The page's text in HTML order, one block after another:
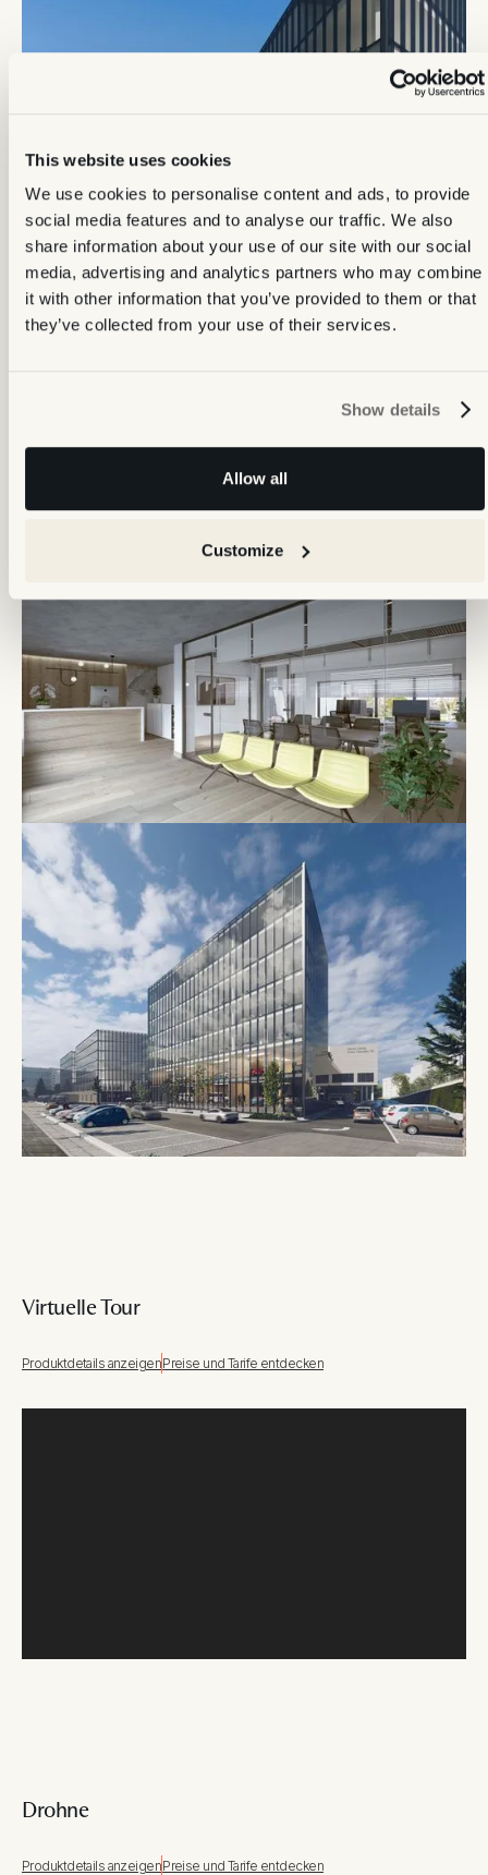
This website uses cookies
We use cookies to personalise content and ads, to provide
social media features and to analyse our traffic. We also
share information about your use of our site with our social
media, advertising and analytics partners who may combine
it with other information that you’ve provided to them or that
they’ve collected from your use of their services.
Show details
Allow all
Customize
Virtuelle Tour
Produktdetails anzeigenPreise und Tarife entdecken
Drohne
Produktdetails anzeigenPreise und Tarife entdecken